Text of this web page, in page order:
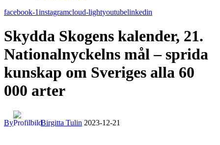
facebook-1instagramcloud-lightyoutubelinkedin
Skydda Skogens kalender, 21.
Nationalnyckelns mål – sprida
kunskap om Sveriges alla 60
000 arter
By Birgitta Tulin 2023-12-21